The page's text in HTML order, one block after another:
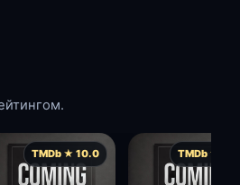
TMDb ★ 10.0 TMDb ★